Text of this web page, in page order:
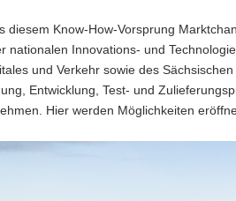
diesem Know-How-Vorsprung
nationalen Innovations- und
und Verkehr sowie des
Entwicklung, Test- und
Hier werden Möglichkeiten